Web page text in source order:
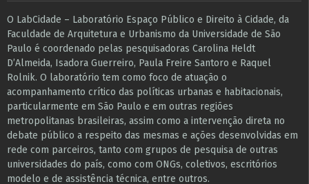
O LabCidade – Laboratório Espaço Público e Direito à Cidade, da
Faculdade de Arquitetura e Urbanismo da Universidade de São
Paulo é coordenado pelas pesquisadoras Carolina Heldt
D’Almeida, Isadora Guerreiro, Paula Freire Santoro e Raquel
Rolnik. O laboratório tem como foco de atuação o
acompanhamento crítico das políticas urbanas e habitacionais,
particularmente em São Paulo e ​em outras regiões
metropolitanas brasileiras, assim como a intervenção direta no
debate público a respeito das mesmas e ações desenvolvidas em
r​e​de com parceiros, tanto com grupos de pesquisa ​de outras
universidades do país, como com ONGs, coletivos, escritórios
modelo e de assistência técnica​, entre outros​.